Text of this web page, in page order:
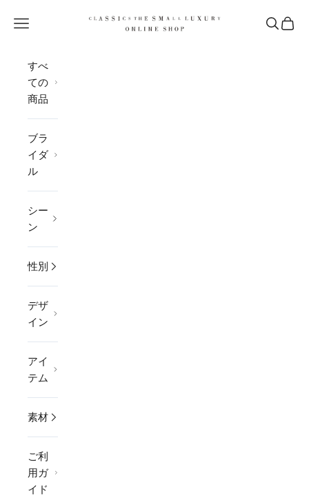
CLASSICS the Small Luxury
メニューを開く 検索を開
カー
すべ
ての
商品
ブラ
イダ
ル
シー
ン
性別
デザ
イン
アイ
テム
素材
ご利
用ガ
イド